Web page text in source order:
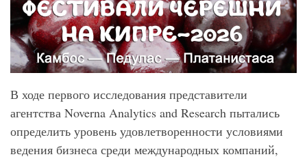
В ходе первого исследования представители
агентства Noverna Analytics and Research пытались
определить уровень удовлетворенности условиями
ведения бизнеса среди международных компаний,